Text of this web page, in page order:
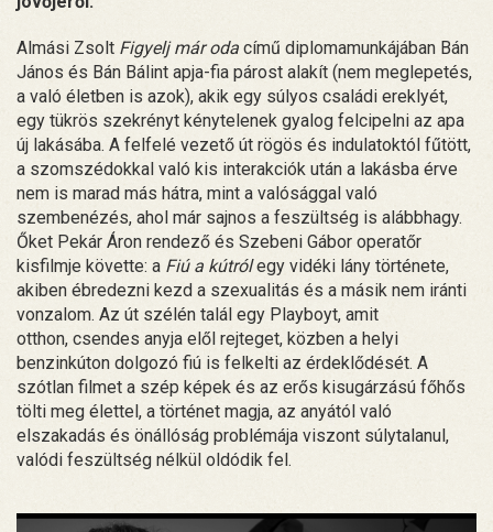
Almási Zsolt Figyelj már oda című diplomamunkájában Bán
János és Bán Bálint apja-fia párost alakít (nem meglepetés,
a való életben is azok), akik egy súlyos családi ereklyét,
egy tükrös szekrényt kénytelenek gyalog felcipelni az apa
új lakásába. A felfelé vezető út rögös és indulatoktól fűtött,
a szomszédokkal való kis interakciók után a lakásba érve
nem is marad más hátra, mint a valósággal való
szembenézés, ahol már sajnos a feszültség is alábbhagy.
Őket Pekár Áron rendező és Szebeni Gábor operatőr
kisfilmje követte: a Fiú a kútrólegy vidéki lány története,
akiben ébredezni kezd a szexualitás és a másik nem iránti
vonzalom. Az út szélén talál egy Playboyt, amit
otthon, csendes anyja elől rejteget, közben a helyi
benzinkúton dolgozó fiú is felkelti az érdeklődését. A
szótlan filmet a szép képek és az erős kisugárzású főhős
tölti meg élettel, a történet magja, az anyától való
elszakadás és önállóság problémája viszont súlytalanul,
valódi feszültség nélkül oldódik fel.